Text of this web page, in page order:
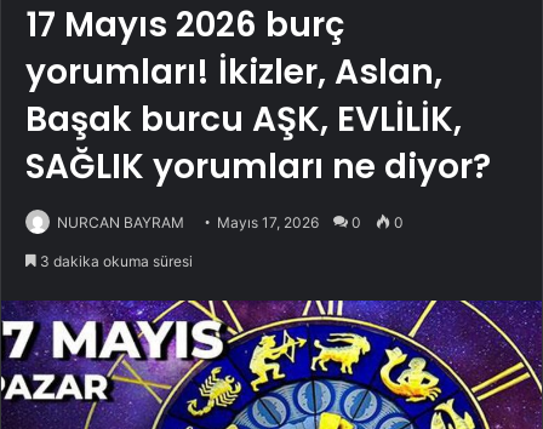
17 Mayıs 2026 burç
yorumları! İkizler, Aslan,
Başak burcu AŞK, EVLİLİK,
SAĞLIK yorumları ne diyor?
NURCAN BAYRAM Mayıs 17, 2026 0 0
3 dakika okuma süresi